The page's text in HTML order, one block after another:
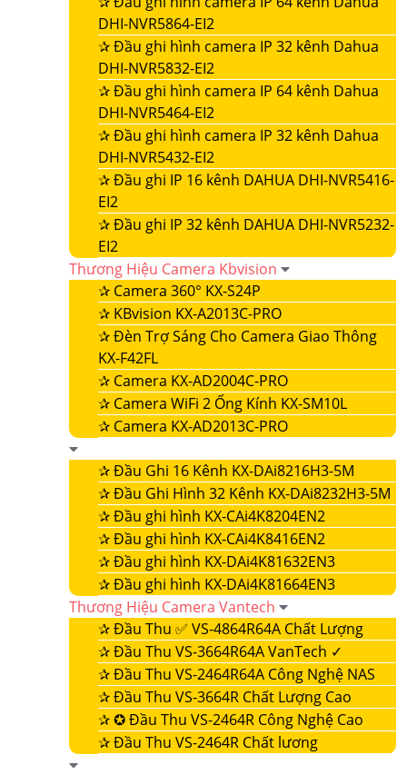
DHI-NVR5864-EI2
✰Đầu ghi hình camera IP 32 kênh Dahua
DHI-NVR5832-EI2
✰Đầu ghi hình camera IP 64 kênh Dahua
DHI-NVR5464-EI2
✰Đầu ghi hình camera IP 32 kênh Dahua
DHI-NVR5432-EI2
✰Đầu ghi IP 16 kênh DAHUA DHI-NVR5416-
EI2
✰Đầu ghi IP 32 kênh DAHUA DHI-NVR5232-
EI2
Thương Hiệu Camera Kbvision
✰ Camera 360° KX-S24P
✰ KBvision KX-A2013C-PRO
✰Đèn Trợ Sáng Cho Camera Giao Thông
KX-F42FL
✰ Camera KX-AD2004C-PRO
✰ Camera WiFi 2 Ống Kính KX-SM10L
✰ Camera KX-AD2013C-PRO
✰Đầu Ghi 16 Kênh KX-DAi8216H3-5M
✰Đầu Ghi Hình 32 Kênh KX-DAi8232H3-5M
✰Đầu ghi hình KX-CAi4K8204EN2
✰Đầu ghi hình KX-CAi4K8416EN2
✰Đầu ghi hình KX-DAi4K81632EN3
✰Đầu ghi hình KX-DAi4K81664EN3
Thương Hiệu Camera Vantech
✰Đầu Thu ✅ VS-4864R64A Chất Lượng
✰Đầu Thu VS-3664R64A VanTech ✓
✰Đầu Thu VS-2464R64A Công Nghệ NAS
✰Đầu Thu VS-3664R Chất Lượng Cao
✰✪ Đầu Thu VS-2464R Công Nghệ Cao
✰Đầu Thu VS-2464R Chất lương